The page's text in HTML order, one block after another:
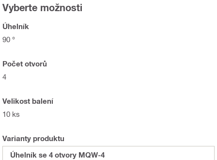
Vyberte možnosti
Úhelník
90 °
Počet otvorů
4
Velikost balení
10 ks
Varianty produktu
Úhelník se 4 otvory MQW-4